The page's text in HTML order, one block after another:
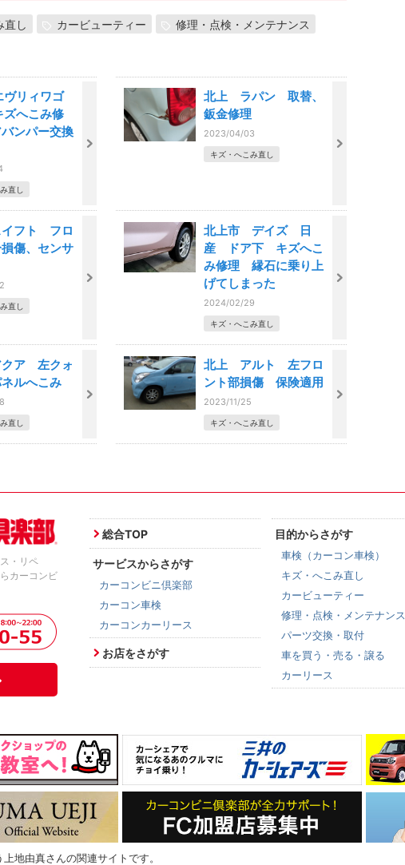
直し カービューティー 修理・点検・メンテナンス
ヴリィワゴ
ズへこみ修
ンパー交換
直し
北上 ラパン 取替、
鈑金修理
2023/04/03
キズ・へこみ直し
フト フロ
傷、センサ
直し
北上市 デイズ 日
産 ドア下 キズへこ
み修理 縁石に乗り上
げてしまった
2024/02/29
キズ・へこみ直し
ア 左クォ
ルへこみ
直し
北上 アルト 左フロ
ント部損傷 保険適用
2023/11/25
キズ・へこみ直し
・リペ
カーコンビ
総合TOP
サービスからさがす
カーコンビニ倶楽部
カーコン車検
カーコンカーリース
お店をさがす
目的からさがす
車検（カーコン車検）
キズ・へこみ直し
カービューティー
修理・点検・メンテナンス
パーツ交換・取付
車を買う・売る・譲る
カーリース
地由真さんの関連サイトです。